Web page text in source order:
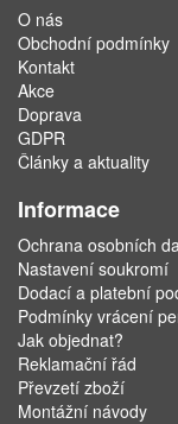
O nás
Obchodní podmínky
Kontakt
Akce
Doprava
GDPR
Články a aktuality
Informace
Ochrana osobních
Nastavení soukromí
Dodací a platební
Podmínky vrácení
Jak objednat?
Reklamační řád
Převzetí zboží
Montážní návody